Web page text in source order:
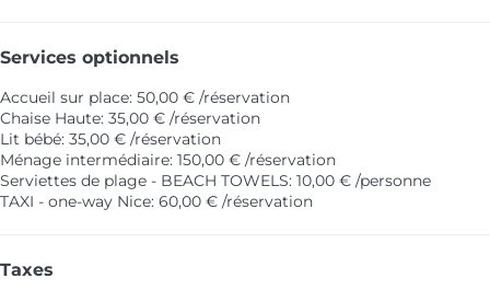
Services optionnels
Accueil sur place: 50,00 € /réservation
Chaise Haute: 35,00 € /réservation
Lit bébé: 35,00 € /réservation
Ménage intermédiaire: 150,00 € /réservation
Serviettes de plage - BEACH TOWELS: 10,00 € /personne
TAXI - one-way Nice: 60,00 € /réservation
Taxes